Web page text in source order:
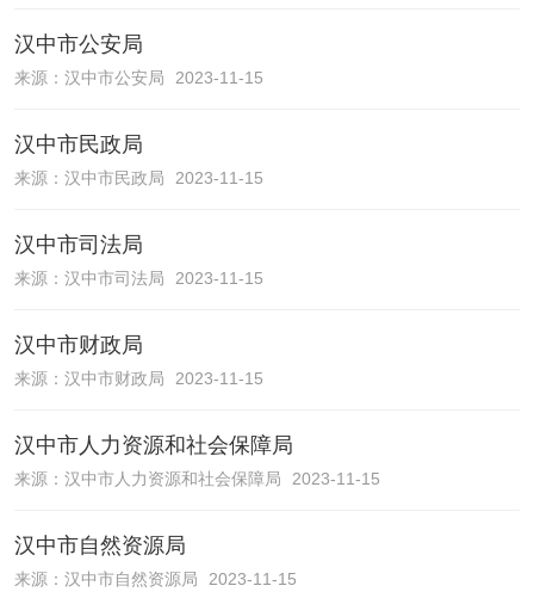
汉中市公安局
来源： 汉中市公安局 2023-11-15
汉中市民政局
来源： 汉中市民政局 2023-11-15
汉中市司法局
来源： 汉中市司法局 2023-11-15
汉中市财政局
来源： 汉中市财政局 2023-11-15
汉中市人力资源和社会保障局
来源： 汉中市人力资源和社会保障局 2023-11-15
汉中市自然资源局
来源： 汉中市自然资源局 2023-11-15